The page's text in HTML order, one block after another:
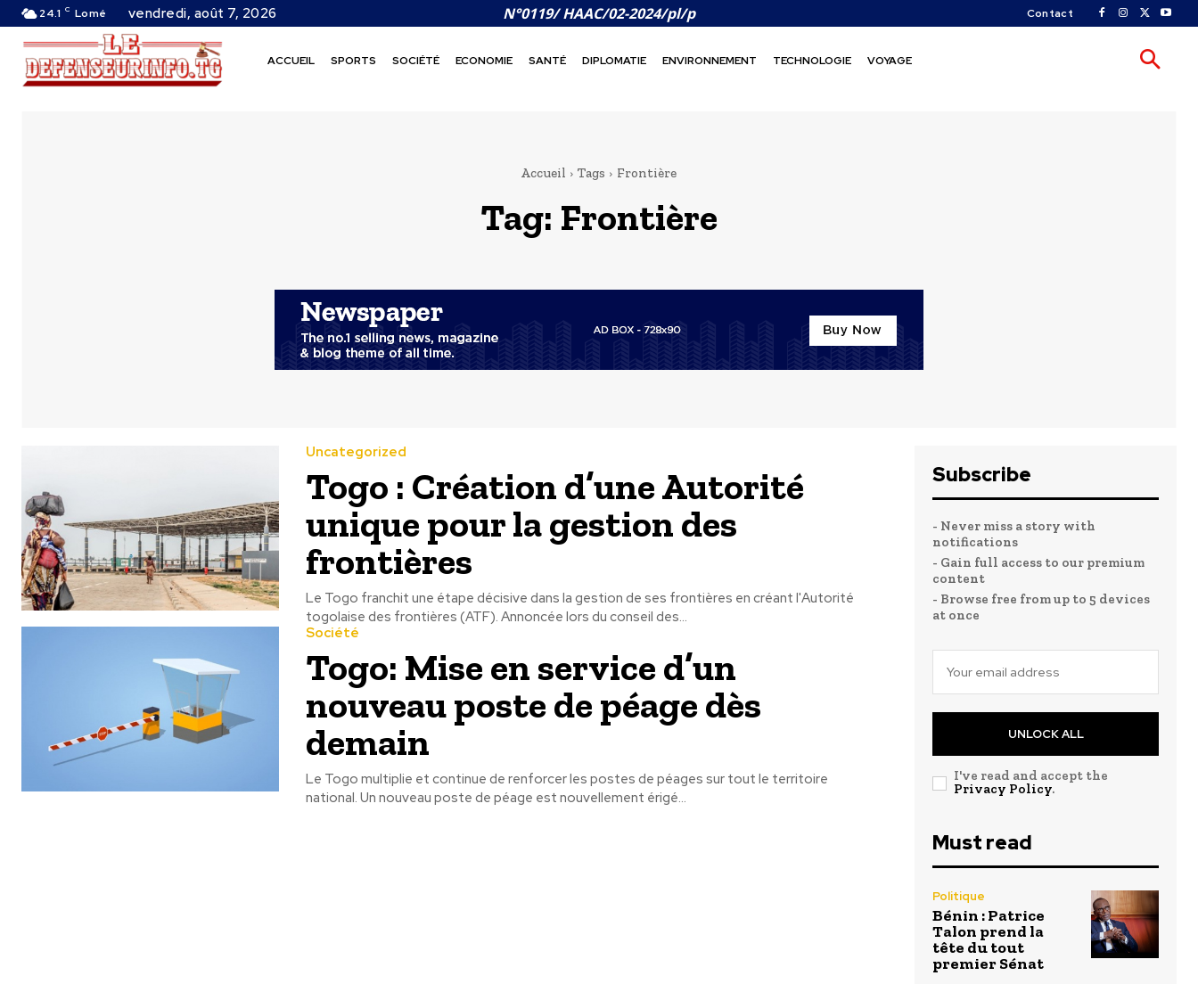
24.1 C Lomé vendredi, août 7, 2026 N°0119/ HAAC/02-2024/pl/p Contact
ACCUEIL SPORTS SOCIÉTÉ ECONOMIE SANTÉ DIPLOMATIE ENVIRONNEMENT TECHNOLOGIE VOYAGE
Accueil Tags Frontière
Tag: Frontière
Uncategorized
Togo : Création d’une Autorité
unique pour la gestion des
frontières
Le Togo franchit une étape décisive dans la gestion de ses frontières en créant l'Autorité
togolaise des frontières (ATF). Annoncée lors du conseil des...
Société
Togo: Mise en service d’un
nouveau poste de péage dès
demain
Le Togo multiplie et continue de renforcer les postes de péages sur tout le territoire
national. Un nouveau poste de péage est nouvellement érigé...
Subscribe
- Never miss a story with
notifications
- Gain full access to our premium
content
- Browse free from up to 5 devices
at once
UNLOCK ALL
I've read and accept the
Privacy Policy.
Must read
Politique
Bénin : Patrice
Talon prend la
tête du tout
premier Sénat